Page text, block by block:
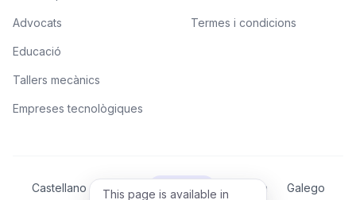
This page is available in
Advocats
Educació
Tallers mecànics
Empreses tecnològiques
Termes i condicions
Castellano Català Valencià Euskera Galego